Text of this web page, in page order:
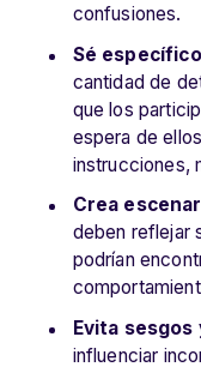
confusiones.
Sé
cantidad de
que los
espera de
instrucciones,
Crea
deben reflejar
podrían
Evita
influenciar